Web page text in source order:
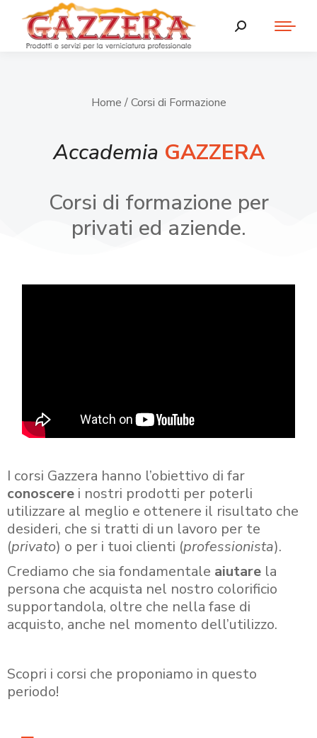
Home / Corsi di Formazione
Accademia GAZZERA
Corsi di formazione per
privati ed aziende.
I corsi Gazzera hanno l’obiettivo di far
conoscere i nostri prodotti per poterli
utilizzare al meglio e ottenere il risultato che
desideri, che si tratti di un lavoro per te
(privato) o per i tuoi clienti (professionista).
Crediamo che sia fondamentale aiutare la
persona che acquista nel nostro colorificio
supportandola, oltre che nella fase di
acquisto, anche nel momento dell’utilizzo.
Scopri i corsi che proponiamo in questo
periodo!